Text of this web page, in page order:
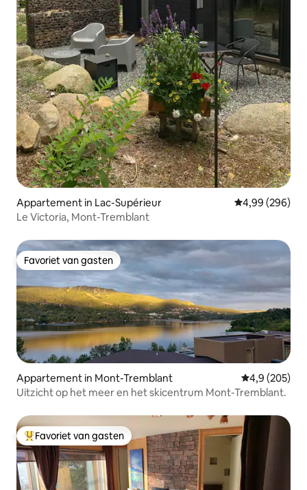
Appartement in Lac-Supérieur Gemiddelde
4,99 (296)
Le Victoria, Mont-Tremblant
Favoriet van gasten
Favoriet van gasten
Appartement in Mont-Tremblant Gemiddelde
4,9 (205)
Uitzicht op het meer en het skicentrum Mont-Tremblant.
Topfavoriet van gasten
Favoriet van gasten